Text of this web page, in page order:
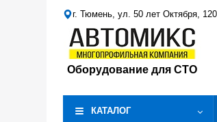
г. Тюмень, ул. 50 лет Октября, 120
Оборудование для СТО
КАТАЛОГ